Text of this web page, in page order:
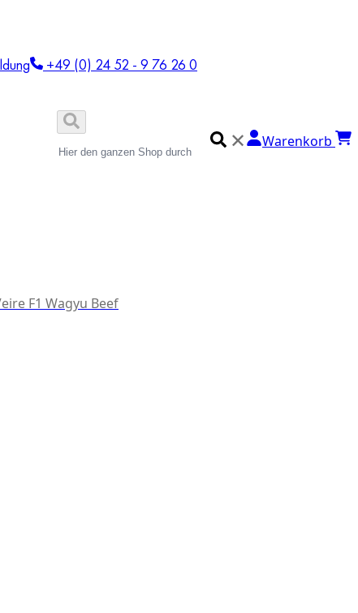
+49 (0) 24 52 - 9 76 26 0
✕ Warenkorb
F1 Wagyu Beef